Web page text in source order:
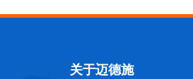
关于迈德施